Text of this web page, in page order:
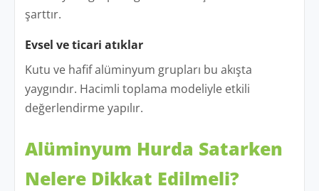
şarttır.
Evsel ve ticari atıklar
Kutu ve hafif alüminyum grupları bu akışta
yaygındır. Hacimli toplama modeliyle etkili
değerlendirme yapılır.
Alüminyum Hurda Satarken
Nelere Dikkat Edilmeli?